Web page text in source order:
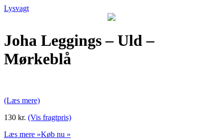
Lysvagt
Joha Leggings – Uld –
Mørkeblå
(Læs mere)
130 kr. (Vis fragtpris)
Læs mere »Køb nu »